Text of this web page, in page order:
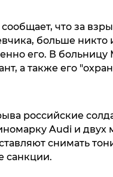
что за
больше никто
его. В больницу
а также его
российские
Audi и двух
снимать
санкции.